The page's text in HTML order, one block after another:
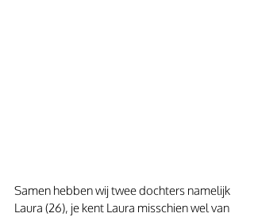
Samen hebben wij twee dochters namelijk
Laura (26), je kent Laura misschien wel van